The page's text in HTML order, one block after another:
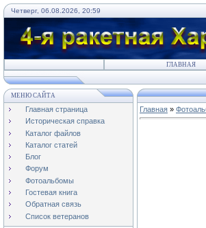
Четверг, 06.08.2026, 20:59
ГЛАВНАЯ
МЕНЮ САЙТА
Главная страница
Историческая справка
Каталог файлов
Каталог статей
Блог
Форум
Фотоальбомы
Гостевая книга
Обратная связь
Список ветеранов
Главная »